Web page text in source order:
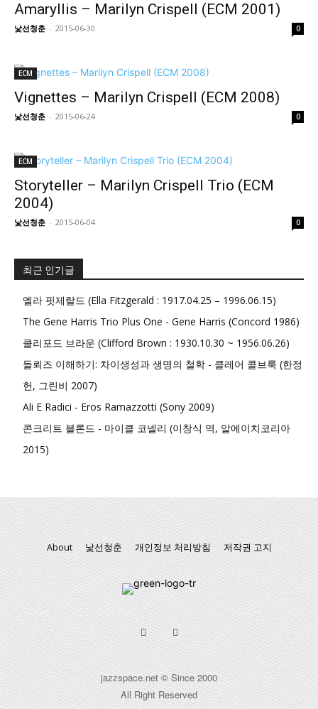
Amaryllis – Marilyn Crispell (ECM 2001)
낯선청춘 - 2015-06-30 0
ECM
Vignettes – Marilyn Crispell (ECM 2008)
낯선청춘 - 2015-06-24 0
ECM
Storyteller – Marilyn Crispell Trio (ECM
2004)
낯선청춘 - 2015-06-04 0
최근 인기글
엘라 핏제랄드 (Ella Fitzgerald : 1917.04.25 – 1996.06.15)
The Gene Harris Trio Plus One - Gene Harris (Concord 1986)
클리포드 브라운 (Clifford Brown : 1930.10.30 ~ 1956.06.26)
들뢰즈 이해하기: 차이생성과 생명의 철학 - 클레어 콜브룩 (한정
헌, 그린비 2007)
Ali E Radici - Eros Ramazzotti (Sony 2009)
콘크리트 블론드 - 마이클 코넬리 (이창식 역, 알에이치코리아
2015)
About 낯선청춘 개인정보 처리방침 저작권 고지
jazzspace.net © Since 2000
All Right Reserved